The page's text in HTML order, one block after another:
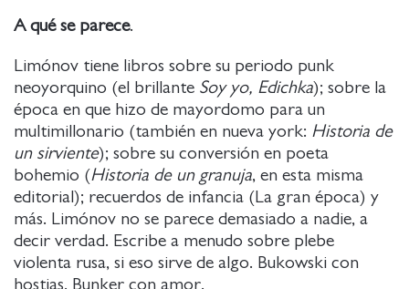
A qué se parece.
Limónov tiene libros sobre su periodo punk
neoyorquino (el brillante Soy yo, Edichka); sobre la
época en que hizo de mayordomo para un
multimillonario (también en nueva york: Historia de
un sirviente); sobre su conversión en poeta
bohemio (Historia de un granuja, en esta misma
editorial); recuerdos de infancia (La gran época) y
más. Limónov no se parece demasiado a nadie, a
decir verdad. Escribe a menudo sobre plebe
violenta rusa, si eso sirve de algo. Bukowski con
hostias. Bunker con amor.